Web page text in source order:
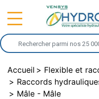
Accueil
Flexible et
Raccords
Mâle - Mâle